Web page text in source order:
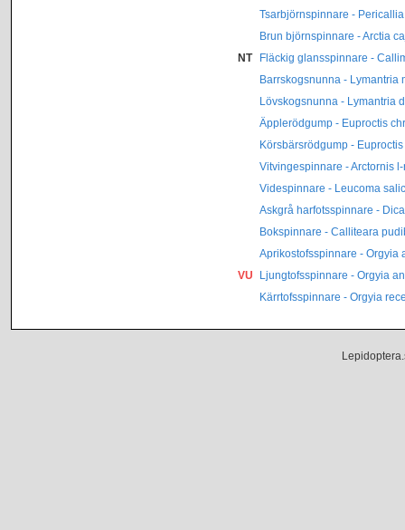
Tsarbjörnspinnare -
Brun björnspinnare - Arctia
NT
Fläckig glansspinnare -
Barrskogsnunna - Lymantria
Lövskogsnunna - Lymantria
Äpplerödgump - Euproctis
Körsbärsrödgump -
Vitvingespinnare - Arctornis
Videspinnare - Leucoma
Askgrå harfotsspinnare -
Bokspinnare - Calliteara
Aprikostofsspinnare - Orgyia
VU
Ljungtofsspinnare - Orgyia
Kärrtofsspinnare - Orgyia